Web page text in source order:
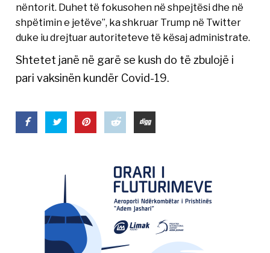
nëntorit. Duhet të fokusohen në shpejtësi dhe në
shpëtimin e jetëve”, ka shkruar Trump në Twitter
duke iu drejtuar autoriteteve të kësaj administrate.
Shtetet janë në garë se kush do të zbulojë i
pari vaksinën kundër Covid-19.